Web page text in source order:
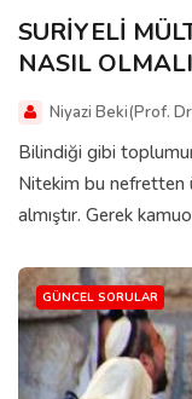
SURİYELİ
NASIL
Niyazi Beki(Prof.
Bilindiği gibi
Nitekim bu nefretten
almıştır. Gerek
GÜNCEL SORULAR